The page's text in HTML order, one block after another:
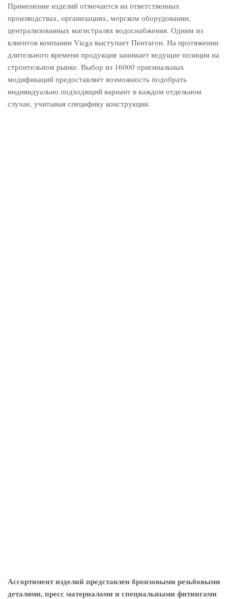
Применение изделий отмечается на ответственных
производствах, организациях, морском оборудовании,
централизованных магистралях водоснабжения. Одним из
клиентов компании Viega выступает Пентагон. На протяжении
длительного времени продукция занимает ведущие позиции на
строительном рынке. Выбор из 16000 оригинальных
модификаций предоставляет возможность подобрать
индивидуально подходящий вариант в каждом отдельном
случае, учитывая специфику конструкции.
Ассортимент изделий представлен бронзовыми резьбовыми
деталями, пресс материалами и специальными фитингами